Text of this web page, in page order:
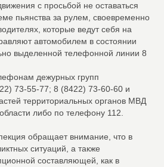
с просьбой не оставаться
пьянства за рулем, своевременно
которые ведут себя на
автомобилем в состоянии
выделенной телефонной линии 8
дежурных групп
73-55-77; 8 (8422) 73-60-60 и
территориальных органов МВД
либо по телефону 112.
обращает внимание, что в
ситуаций, а также
составляющей, как в